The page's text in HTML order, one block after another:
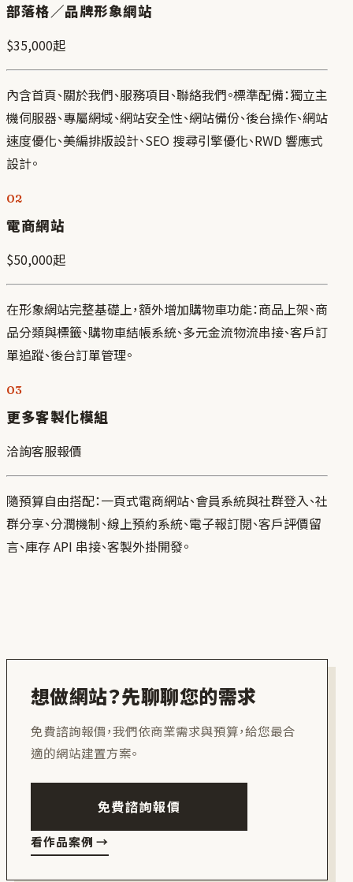
部落格／品牌形象網站
$35,000起
內含首頁、關於我們、服務項目、聯絡我們。標準配備：獨立主
機伺服器、專屬網域、網站安全性、網站備份、後台操作、網站
速度優化、美編排版設計、SEO 搜尋引擎優化、RWD 響應式
設計。
02
電商網站
$50,000起
在形象網站完整基礎上，額外增加購物車功能：商品上架、商
品分類與標籤、購物車結帳系統、多元金流物流串接、客戶訂
單追蹤、後台訂單管理。
03
更多客製化模組
洽詢客服報價
隨預算自由搭配：一頁式電商網站、會員系統與社群登入、社
群分享、分潤機制、線上預約系統、電子報訂閱、客戶評價留
言、庫存 API 串接、客製外掛開發。
想做網站？先聊聊您的需求
免費諮詢報價，我們依商業需求與預算，給您最合
適的網站建置方案。
免費諮詢報價
看作品案例 →